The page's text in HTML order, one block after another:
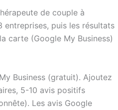
de couple à
entreprises, puis les résultats
carte (Google My Business)
Business (gratuit). Ajoutez
5-10 avis positifs
Les avis Google